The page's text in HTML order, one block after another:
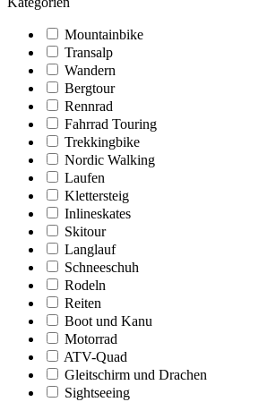
Mountainbike
Transalp
Wandern
Bergtour
Rennrad
Fahrrad Touring
Trekkingbike
Nordic Walking
Laufen
Klettersteig
Inlineskates
Skitour
Langlauf
Schneeschuh
Rodeln
Reiten
Boot und Kanu
Motorrad
ATV-Quad
Gleitschirm und Drachen
Sightseeing